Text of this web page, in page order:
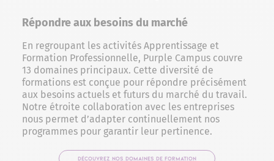
Répondre aux besoins du marché
En regroupant les activités Apprentissage et
Formation Professionnelle, Purple Campus couvre
13 domaines principaux. Cette diversité de
formations est conçue pour répondre précisément
aux besoins actuels et futurs du marché du travail.
Notre étroite collaboration avec les entreprises
nous permet d’adapter continuellement nos
programmes pour garantir leur pertinence.
DÉCOUVREZ NOS DOMAINES DE FORMATION